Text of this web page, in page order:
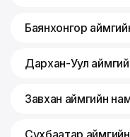
Баянхонгор
Дархан-Уул
Завхан аймгийн
Сүхбаатар